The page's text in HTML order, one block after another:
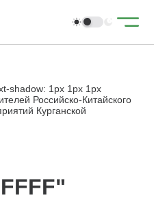
shadow: 1px 1px 1px
Российско-Китайского
Курганской